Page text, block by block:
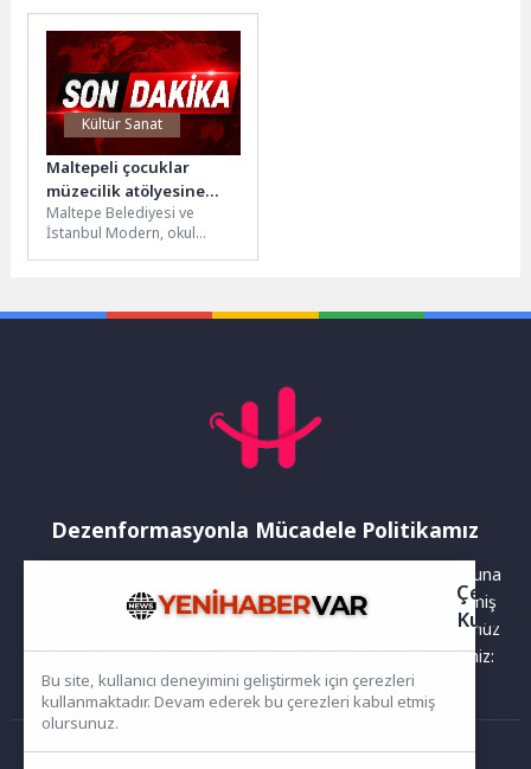
Antik Balık, vatandaşlardan
gelen yoğun talep...
Kültür Sanat
Maltepeli çocuklar
müzecilik atölyesine
katıldı
Maltepe Belediyesi ve
İstanbul Modern, okul
yeteneklerini ve eleştirel
Dezenformasyonla Mücadele Politikamız
Yayınlanan haberler doğruluk ilkesi gözetilerek hazırlanır. Buna
rağmen bazı içeriklerde eksik, hatalı veya güncelliğini yitirmiş
bilgiler bulunabilir.Yanlış veya yanıltıcı olduğunu düşündüğünüz
haberleri aşağıdaki iletişim kanallarından bize bildirebilirsiniz:
Çerez
Bu site, kullanıcı deneyimini geliştirmek için çerezleri
kullanmaktadır. Devam ederek bu çerezleri kabul etmiş
olursunuz.